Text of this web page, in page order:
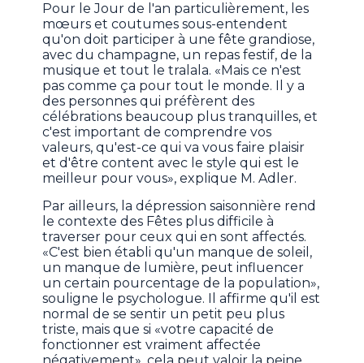
Pour le Jour de l'an particulièrement, les
mœurs et coutumes sous-entendent
qu'on doit participer à une fête grandiose,
avec du champagne, un repas festif, de la
musique et tout le tralala. «Mais ce n'est
pas comme ça pour tout le monde. Il y a
des personnes qui préfèrent des
célébrations beaucoup plus tranquilles, et
c'est important de comprendre vos
valeurs, qu'est-ce qui va vous faire plaisir
et d'être content avec le style qui est le
meilleur pour vous», explique M. Adler.
Par ailleurs, la dépression saisonnière rend
le contexte des Fêtes plus difficile à
traverser pour ceux qui en sont affectés.
«C'est bien établi qu'un manque de soleil,
un manque de lumière, peut influencer
un certain pourcentage de la population»,
souligne le psychologue. Il affirme qu'il est
normal de se sentir un petit peu plus
triste, mais que si «votre capacité de
fonctionner est vraiment affectée